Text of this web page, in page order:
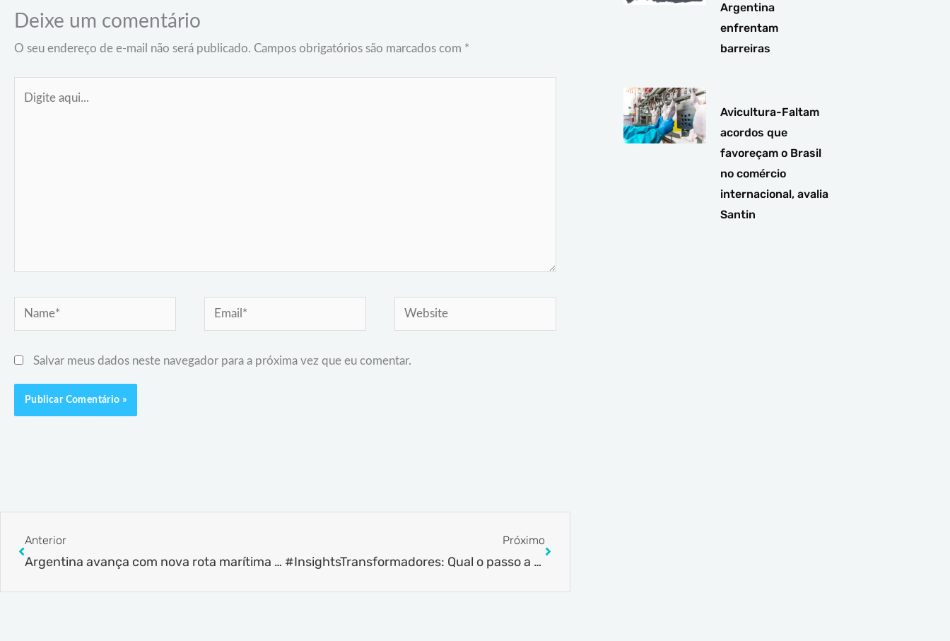
Deixe um comentário
O seu endereço de e-mail não será publicado. Campos obrigatórios são marcados com *
Name* Email* Website
Salvar meus dados neste navegador para a próxima vez que eu comentar.
Anterior
Argentina avança com nova rota marítima para o comércio exterior
Próximo
#InsightsTransformadores: Qual o passo a passo para construção das empresas do futuro?
Argentina
enfrentam
barreiras
Avicultura-Faltam
acordos que
favoreçam o Brasil
no comércio
internacional, avalia
Santin